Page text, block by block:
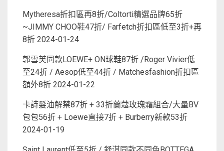
Mytheresa折扣區再8折/Coltorti精選品牌65折
~JIMMY CHOO鞋47折/ Farfetch折扣區低至3折+再
8折 2024-01-24
郭雪芙同款LOEWE+ ON球鞋87折 /Roger Vivier低
至24折 / Aesop低至44折 / Matchesfashion折扣區
額外8折 2024-01-22
卡詩髮油解禁87折 + 33折蘭蔻玫瑰霜組合/大量BV
包包56折 + Loewe直接7折 + Burberry新款53折
2024-01-19